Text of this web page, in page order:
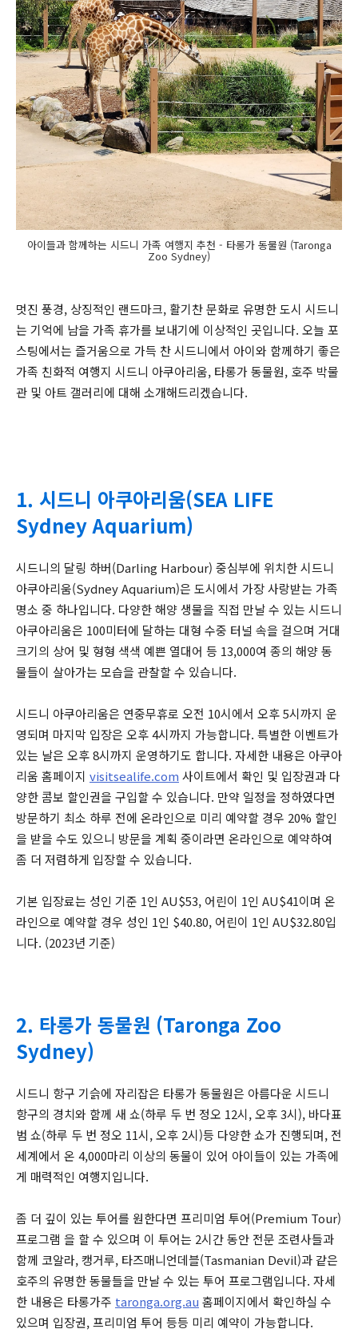
아이들과 함께하는 시드니 가족 여행지 추천 - 타롱가 동물원 (Taronga
Zoo Sydney)
멋진 풍경, 상징적인 랜드마크, 활기찬 문화로 유명한 도시 시드니
는 기억에 남을 가족 휴가를 보내기에 이상적인 곳입니다. 오늘 포
스팅에서는 즐거움으로 가득 찬 시드니에서 아이와 함께하기 좋은
가족 친화적 여행지 시드니 아쿠아리움, 타롱가 동물원, 호주 박물
관 및 아트 갤러리에 대해 소개해드리겠습니다.
1. 시드니 아쿠아리움(SEA LIFE
Sydney Aquarium)
시드니의 달링 하버(Darling Harbour) 중심부에 위치한 시드니
아쿠아리움(Sydney Aquarium)은 도시에서 가장 사랑받는 가족
명소 중 하나입니다. 다양한 해양 생물을 직접 만날 수 있는 시드니
아쿠아리움은 100미터에 달하는 대형 수중 터널 속을 걸으며 거대
크기의 상어 및 형형 색색 예쁜 열대어 등 13,000여 종의 해양 동
물들이 살아가는 모습을 관찰할 수 있습니다.
시드니 아쿠아리움은 연중무휴로 오전 10시에서 오후 5시까지 운
영되며 마지막 입장은 오후 4시까지 가능합니다. 특별한 이벤트가
있는 날은 오후 8시까지 운영하기도 합니다. 자세한 내용은 아쿠아
리움 홈페이지 visitsealife.com 사이트에서 확인 및 입장권과 다
양한 콤보 할인권을 구입할 수 있습니다. 만약 일정을 정하였다면
방문하기 최소 하루 전에 온라인으로 미리 예약할 경우 20% 할인
을 받을 수도 있으니 방문을 계획 중이라면 온라인으로 예약하여
좀 더 저렴하게 입장할 수 있습니다.
기본 입장료는 성인 기준 1인 AU$53, 어린이 1인 AU$41이며 온
라인으로 예약할 경우 성인 1인 $40.80, 어린이 1인 AU$32.80입
니다. (2023년 기준)
2. 타롱가 동물원 (Taronga Zoo
Sydney)
시드니 항구 기슭에 자리잡은 타롱가 동물원은 아름다운 시드니
항구의 경치와 함께 새 쇼(하루 두 번 정오 12시, 오후 3시), 바다표
범 쇼(하루 두 번 정오 11시, 오후 2시)등 다양한 쇼가 진행되며, 전
세계에서 온 4,000마리 이상의 동물이 있어 아이들이 있는 가족에
게 매력적인 여행지입니다.
좀 더 깊이 있는 투어를 원한다면 프리미엄 투어(Premium Tour)
프로그램 을 할 수 있으며 이 투어는 2시간 동안 전문 조련사들과
함께 코알라, 캥거루, 타즈매니언데블(Tasmanian Devil)과 같은
호주의 유명한 동물들을 만날 수 있는 투어 프로그램입니다. 자세
한 내용은 타롱가주 taronga.org.au 홈페이지에서 확인하실 수
있으며 입장권, 프리미엄 투어 등등 미리 예약이 가능합니다.